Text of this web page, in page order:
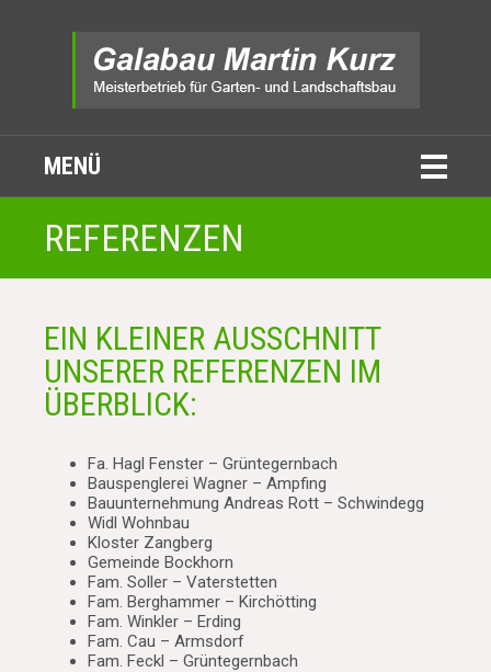
MENÜ
REFERENZEN
EIN KLEINER AUSSCHNITT
UNSERER REFERENZEN IM
ÜBERBLICK:
Fa. Hagl Fenster – Grüntegernbach
Bauspenglerei Wagner – Ampfing
Bauunternehmung Andreas Rott – Schwindegg
Widl Wohnbau
Kloster Zangberg
Gemeinde Bockhorn
Fam. Soller – Vaterstetten
Fam. Berghammer – Kirchötting
Fam. Winkler – Erding
Fam. Cau – Armsdorf
Fam. Feckl – Grüntegernbach